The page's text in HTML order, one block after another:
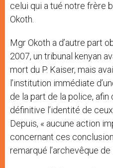
celui qui a tué notre frère
Okoth.
Mgr Okoth a d’autre part
2007, un tribunal kenyan
mort du P. Kaiser, mais
l’institution immédiate
de la part de la police, afin
définitive l’identité de
Depuis, « aucune action
concernant ces
remarqué l’archevêque de